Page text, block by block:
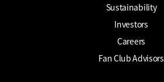
Sustainability
Investors
Careers
Fan Club Advisors